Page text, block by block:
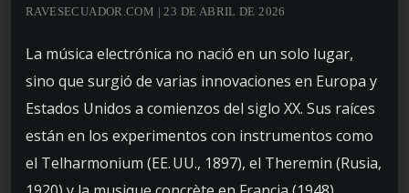
RAVESECUADOR.COM | 23 DE ABRIL DE 2026
La música electrónica no nació en un solo lugar,
sino que surgió de varias innovaciones en Europa y
Estados Unidos a comienzos del siglo XX. Sus raíces
están en los experimentos con instrumentos como
el Telharmonium (EE. UU., 1897), el Theremin (Rusia,